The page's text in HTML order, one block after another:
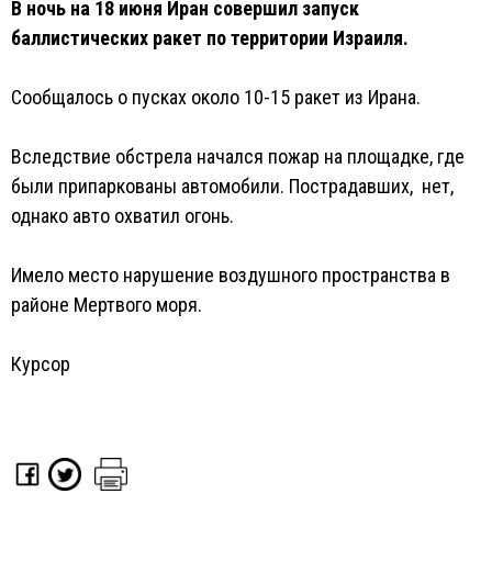
В ночь на 18 июня Иран совершил запуск
баллистических ракет по территории Израиля.
Сообщалось о пусках около 10-15 ракет из Ирана.
Вследствие обстрела начался пожар на площадке, где
были припаркованы автомобили. Пострадавших, нет,
однако авто охватил огонь.
Имело место нарушение воздушного пространства в
районе Мертвого моря.
Курсор